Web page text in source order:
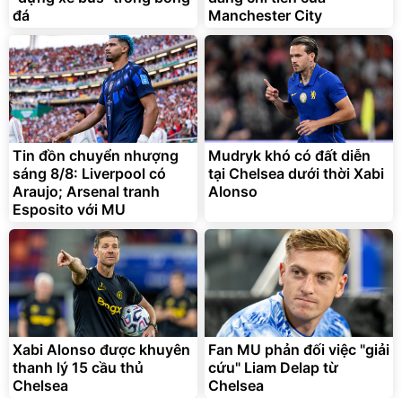
G-FORCE VIETNA
đá
Manchester City
Tin đồn chuyển nhượng
sáng 8/8: Liverpool có
Araujo; Arsenal tranh
Esposito với MU
Mudryk khó có đất diễn
tại Chelsea dưới thời Xabi
Alonso
Xabi Alonso được khuyên
thanh lý 15 cầu thủ
Chelsea
Fan MU phản đối việc "giải
cứu" Liam Delap từ
Chelsea